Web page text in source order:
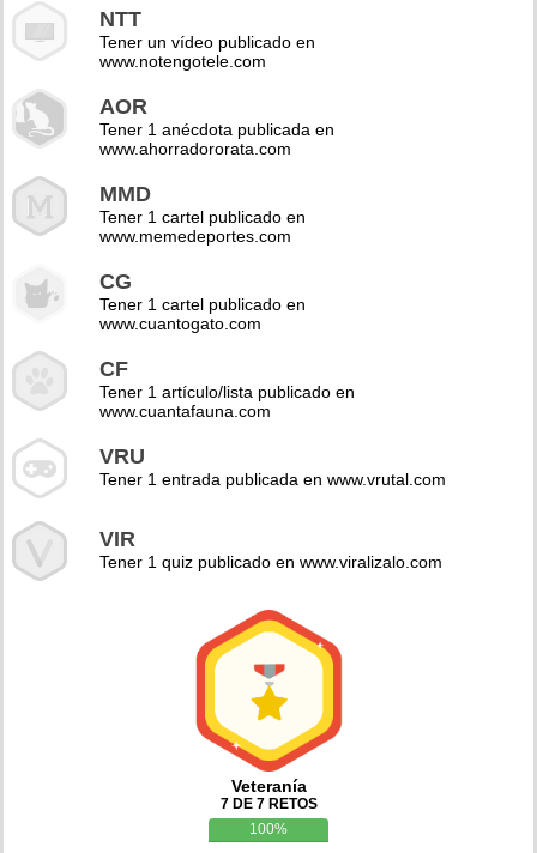
NTT
Tener un vídeo publicado en
www.notengotele.com
AOR
Tener 1 anécdota publicada en
www.ahorradororata.com
MMD
Tener 1 cartel publicado en
www.memedeportes.com
CG
Tener 1 cartel publicado en
www.cuantogato.com
CF
Tener 1 artículo/lista publicado en
www.cuantafauna.com
VRU
Tener 1 entrada publicada en www.vrutal.com
VIR
Tener 1 quiz publicado en www.viralizalo.com
Veteranía
7 DE 7 RETOS
100%